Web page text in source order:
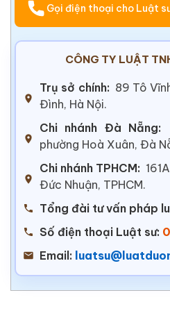
Gọi điện thoại cho Luật
CÔNG TY LUẬT
Trụ sở chính: 89 Tô
Đình, Hà Nội.
Chi nhánh Đà Nẵng:
phường Hoà Xuân, Đà
Chi nhánh TPHCM:
Đức Nhuận, TPHCM.
Tổng đài tư vấn pháp
Số điện thoại Luật sư:
Email: